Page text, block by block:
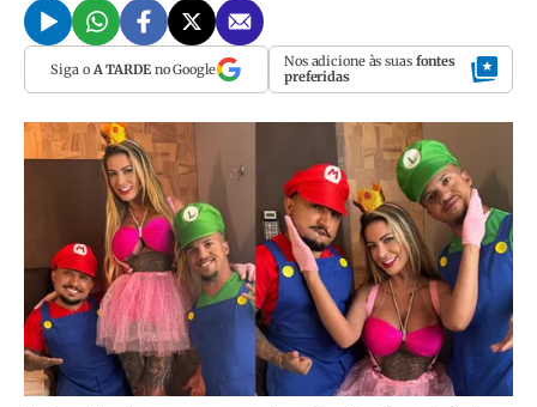
Siga o A TARDEno Google Nos adicione às suas fontes
preferidas